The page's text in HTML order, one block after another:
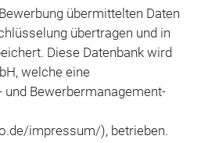
übermittelten Daten
übertragen und in
Diese Datenbank wird
welche eine
Bewerbermanagement-
impressum/), betrieben.